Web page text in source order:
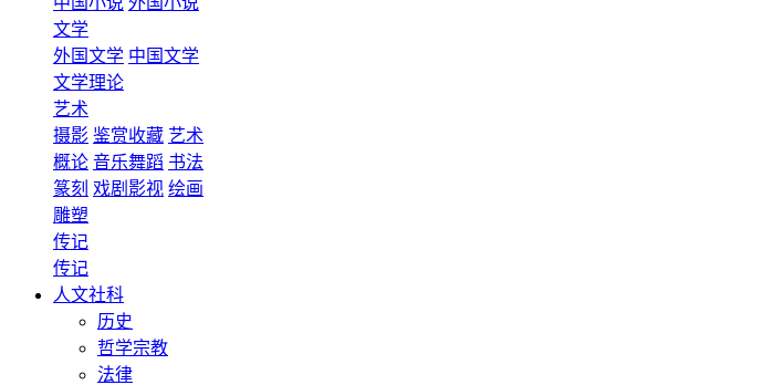
文学
外国文学 中国文学
文学理论
艺术
摄影 鉴赏收藏 艺术
概论 音乐舞蹈 书法
篆刻 戏剧影视 绘画
雕塑
传记
传记
人文社科
历史
哲学宗教
法律